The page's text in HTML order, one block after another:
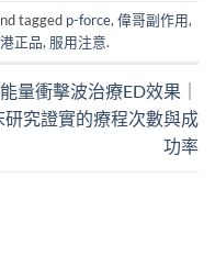
tagged p-force, 偉哥副作用,
正品, 服用注意.
量衝擊波治療ED效果｜
研究證實的療程次數與成
功率